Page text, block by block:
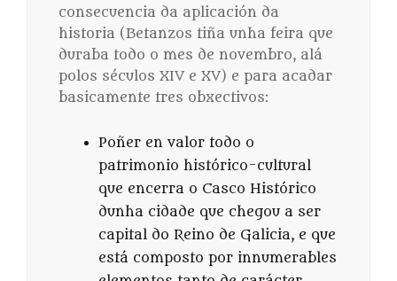
consecuencia da aplicación da
historia (Betanzos tiña unha feira que
duraba todo o mes de novembro, alá
polos séculos XIV e XV) e para acadar
basicamente tres obxectivos:
Poñer en valor todo o
patrimonio histórico-cultural
que encerra o Casco Histórico
dunha cidade que chegou a ser
capital do Reino de Galicia, e que
está composto por innumerables